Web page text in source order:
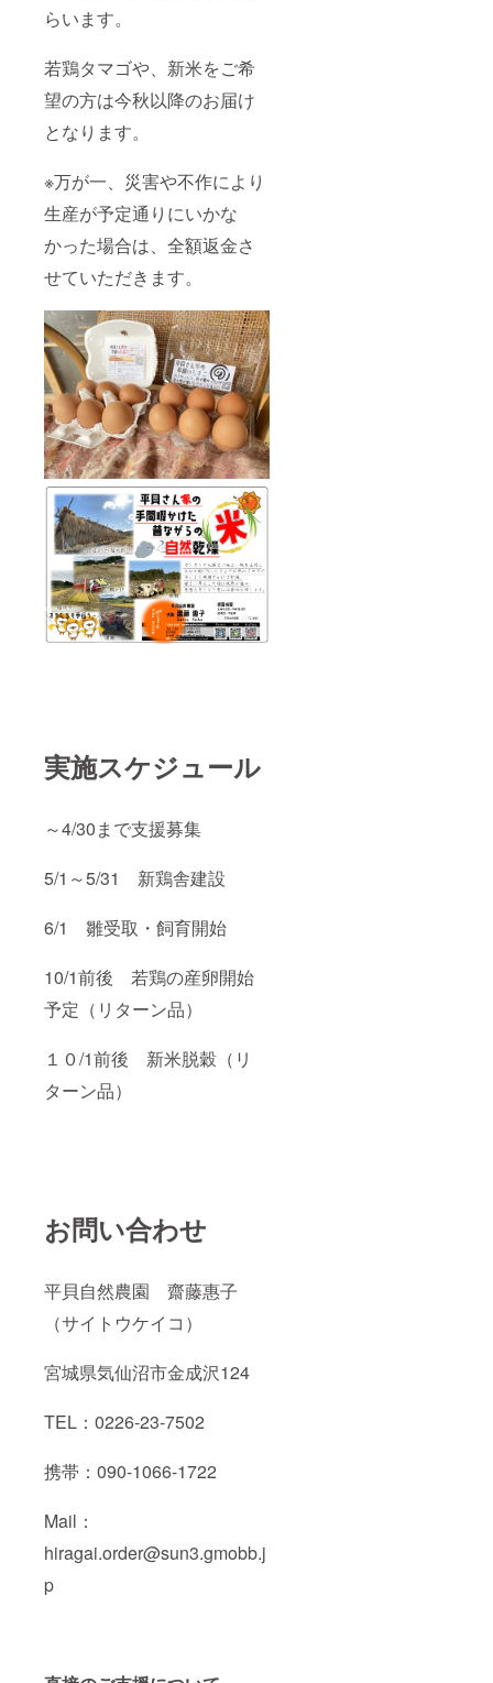
らいます。
若鶏タマゴや、新米をご希
望の方は今秋以降のお届け
となります。
※万が一、災害や不作により
生産が予定通りにいかな
かった場合は、全額返金さ
せていただきます。
実施スケジュール
～4/30まで支援募集
5/1～5/31 新鶏舎建設
6/1 雛受取・飼育開始
10/1前後 若鶏の産卵開始
予定（リターン品）
１０/1前後 新米脱穀（リ
ターン品）
お問い合わせ
平貝自然農園 齋藤惠子
（サイトウケイコ）
宮城県気仙沼市金成沢124
TEL：0226-23-7502
携帯：090-1066-1722
Mail：
hiragai.order@sun3.gmobb.j
p